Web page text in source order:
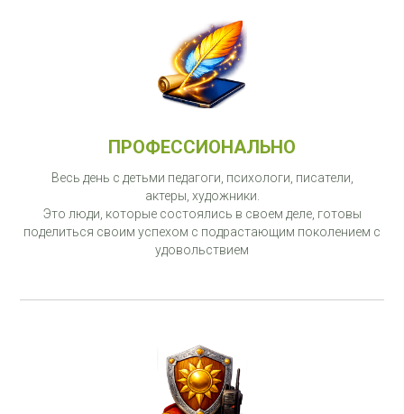
ПРОФЕССИОНАЛЬНО
Весь день с детьми педагоги, психологи, писатели,
актеры, художники.
Это люди, которые состоялись в своем деле, готовы
поделиться своим успехом с подрастающим поколением с
удовольствием